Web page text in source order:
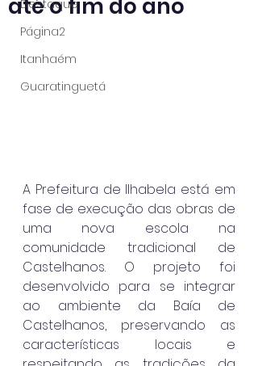
Destaque
Página2
Itanhaém
Guaratinguetá
até o fim do ano
A Prefeitura de Ilhabela está em
fase de execução das obras de
uma nova escola na
comunidade tradicional de
Castelhanos. O projeto foi
desenvolvido para se integrar
ao ambiente da Baía de
Castelhanos, preservando as
características locais e